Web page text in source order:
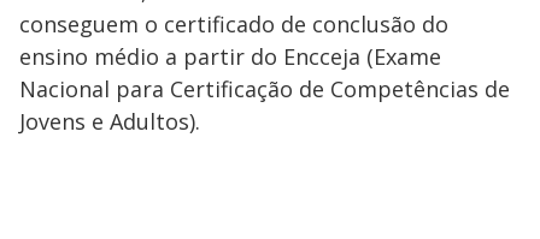
conseguem o certificado de conclusão do
ensino médio a partir do Encceja (Exame
Nacional para Certificação de Competências de
Jovens e Adultos).